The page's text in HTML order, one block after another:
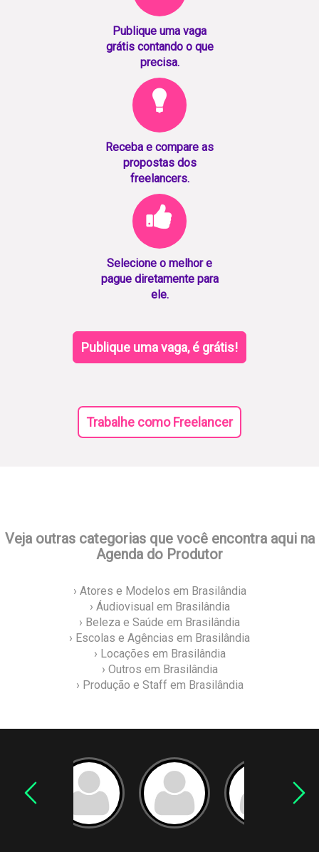
Publique uma vaga
grátis contando o que
precisa.
Receba e compare as
propostas dos
freelancers.
Selecione o melhor e
pague diretamente para
ele.
Publique uma vaga, é grátis!
Trabalhe como Freelancer
Veja outras categorias que você encontra aqui na
Agenda do Produtor
› Atores e Modelos em Brasilândia
› Áudiovisual em Brasilândia
› Beleza e Saúde em Brasilândia
› Escolas e Agências em Brasilândia
› Locações em Brasilândia
› Outros em Brasilândia
› Produção e Staff em Brasilândia